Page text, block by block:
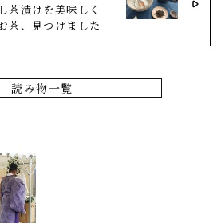
茶漬けを美味しく
茶、見つけました
読み物一覧